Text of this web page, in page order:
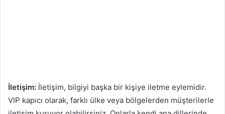
İletişim: İletişim, bilgiyi başka bir kişiye iletme eylemidir.
VIP kapıcı olarak, farklı ülke veya bölgelerden müşterilerle